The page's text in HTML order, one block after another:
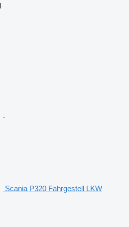
Scania P320 Fahrgestell LKW